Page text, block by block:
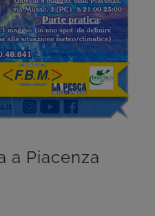
a Piacenza